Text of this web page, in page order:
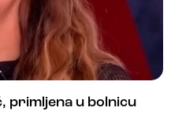
primljena u bolnicu